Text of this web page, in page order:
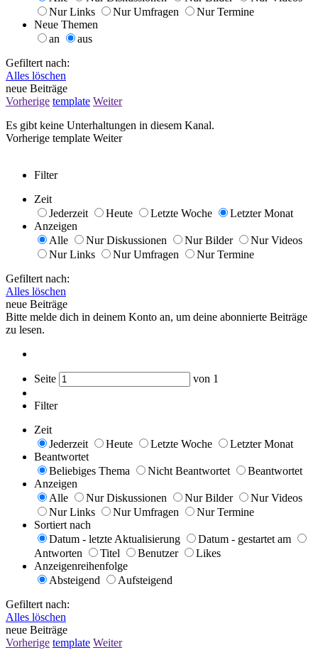
Nur Links
Nur Umfragen
Nur Termine
Neue Themen
an
aus
Gefiltert nach:
Alles löschen
neue Beiträge
Vorherige template Weiter
Es gibt keine Unterhaltungen in diesem Kanal.
Vorherige template Weiter
Filter
Zeit
Jederzeit
Heute Letzte Woche
Letzter Monat
Anzeigen
Alle
Nur Diskussionen Nur Bilder
Nur Videos
Nur Links
Nur Umfragen
Nur Termine
Gefiltert nach:
Alles löschen
neue Beiträge
Bitte melde dich in deinem Konto an, um deine abonnierte Beiträge
zu lesen.
Seite von 1
Filter
Zeit
Jederzeit
Heute Letzte Woche
Letzter Monat
Beantwortet
Beliebiges Thema
Nicht Beantwortet
Beantwortet
Anzeigen
Alle
Nur Diskussionen Nur Bilder
Nur Videos
Nur Links
Nur Umfragen
Nur Termine
Sortiert nach
Datum - letzte Aktualisierung
Datum - gestartet am
Antworten
Titel Benutzer
Likes
Anzeigenreihenfolge
Absteigend
Aufsteigend
Gefiltert nach:
Alles löschen
neue Beiträge
Vorherige template Weiter